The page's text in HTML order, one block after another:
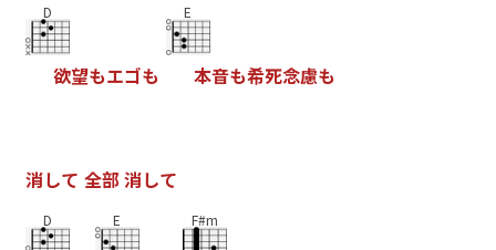
D
欲望もエゴも
E
本音も希死念慮も
消して 全部 消して
D E F#m